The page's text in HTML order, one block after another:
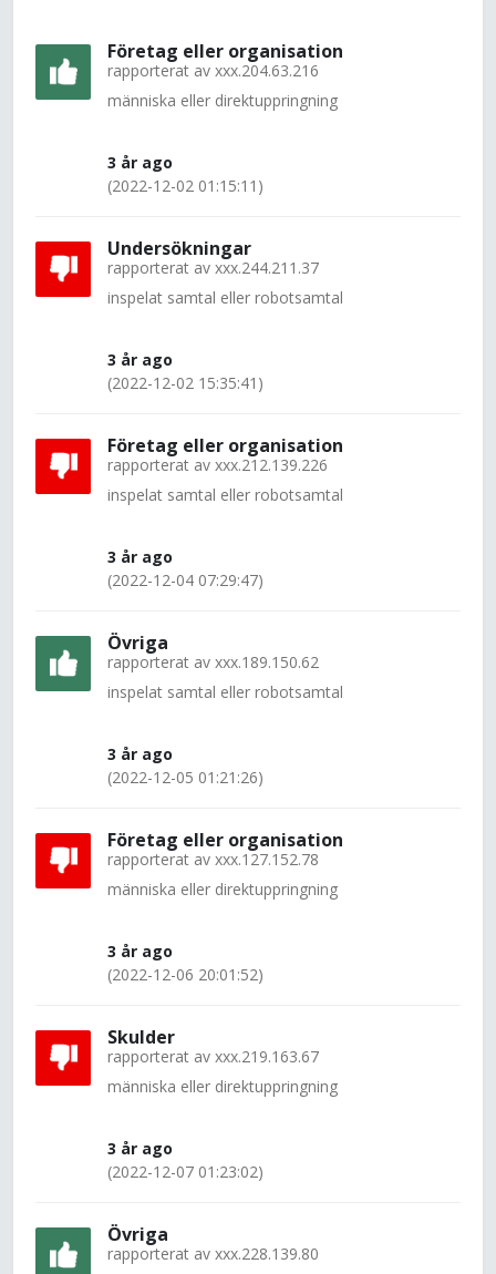
Företag eller organisation
rapporterat av xxx.204.63.216
människa eller direktuppringning
3 år ago
(2022-12-02 01:15:11)
Undersökningar
rapporterat av xxx.244.211.37
inspelat samtal eller robotsamtal
3 år ago
(2022-12-02 15:35:41)
Företag eller organisation
rapporterat av xxx.212.139.226
inspelat samtal eller robotsamtal
3 år ago
(2022-12-04 07:29:47)
Övriga
rapporterat av xxx.189.150.62
inspelat samtal eller robotsamtal
3 år ago
(2022-12-05 01:21:26)
Företag eller organisation
rapporterat av xxx.127.152.78
människa eller direktuppringning
3 år ago
(2022-12-06 20:01:52)
Skulder
rapporterat av xxx.219.163.67
människa eller direktuppringning
3 år ago
(2022-12-07 01:23:02)
Övriga
rapporterat av xxx.228.139.80